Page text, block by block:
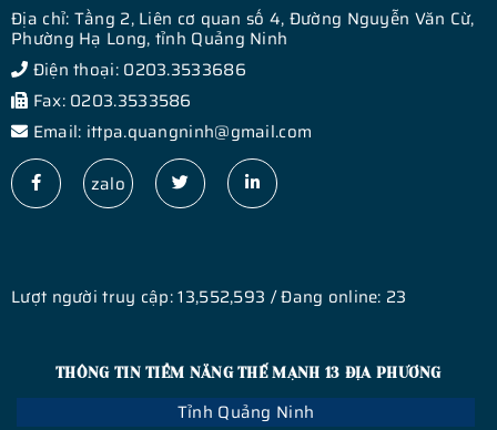
Địa chỉ: Tầng 2, Liên cơ quan số 4, Đường Nguyễn Văn Cừ,
Phường Hạ Long, tỉnh Quảng Ninh
Điện thoại: 0203.3533686
Fax: 0203.3533586
Email: ittpa.quangninh@gmail.com
zalo
Lượt người truy cập: 13,552,593 / Đang online: 23
THÔNG TIN TIỀM NĂNG THẾ MẠNH 13 ĐỊA PHƯƠNG
Tỉnh Quảng Ninh